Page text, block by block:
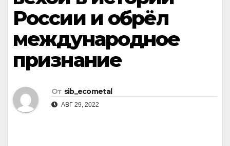
России и обрёл
международное
признание
От sib_ecometal
АВГ 29, 2022